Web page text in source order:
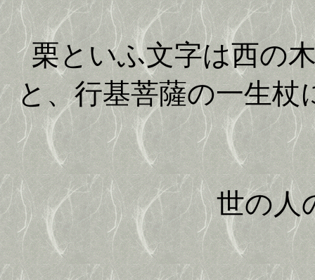
栗といふ文字は西の
と、行基菩薩の一生杖
世の人の